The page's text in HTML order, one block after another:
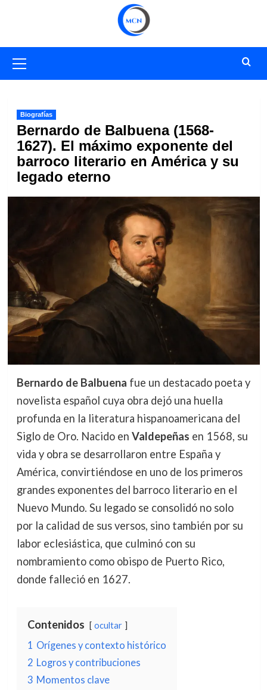
primario
Biografías
Bernardo de Balbuena (1568-
1627). El máximo exponente del
barroco literario en América y su
legado eterno
Bernardo de Balbuena fue un destacado poeta y
novelista español cuya obra dejó una huella
profunda en la literatura hispanoamericana del
Siglo de Oro. Nacido en Valdepeñas en 1568, su
vida y obra se desarrollaron entre España y
América, convirtiéndose en uno de los primeros
grandes exponentes del barroco literario en el
Nuevo Mundo. Su legado se consolidó no solo
por la calidad de sus versos, sino también por su
labor eclesiástica, que culminó con su
nombramiento como obispo de Puerto Rico,
donde falleció en 1627.
Contenidos ocultar
1 Orígenes y contexto histórico
2 Logros y contribuciones
3 Momentos clave